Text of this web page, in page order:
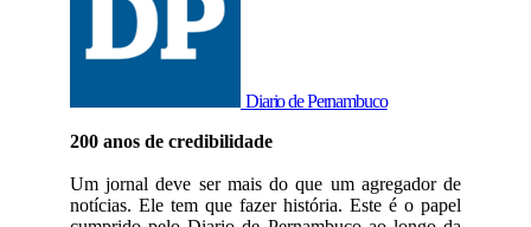
Diario de Pernambuco
200 anos de credibilidade
Um jornal deve ser mais do que um agregador de
notícias. Ele tem que fazer história. Este é o papel